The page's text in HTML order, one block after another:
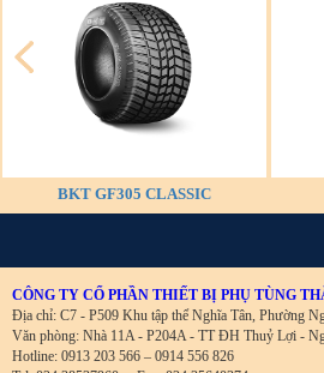
BKT GF305 CLASSIC
CÔNG TY CỔ PHẦN THIẾT BỊ PHỤ TÙNG
Địa chỉ: C7 - P509 Khu tập thể Nghĩa Tân, Phường
Văn phòng: Nhà 11A - P204A - TT ĐH Thuỷ Lợi -
Hotline: 0913 203 566 – 0914 556 826